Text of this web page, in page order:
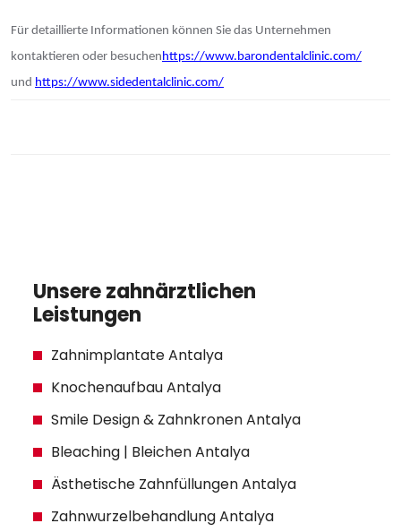
Für detaillierte Informationen können Sie das Unternehmen
kontaktieren oder besuchenhttps://www.barondentalclinic.com/
und https://www.sidedentalclinic.com/
Unsere zahnärztlichen
Leistungen
Zahnimplantate Antalya
Knochenaufbau Antalya
Smile Design & Zahnkronen Antalya
Bleaching | Bleichen Antalya
Ästhetische Zahnfüllungen Antalya
Zahnwurzelbehandlung Antalya